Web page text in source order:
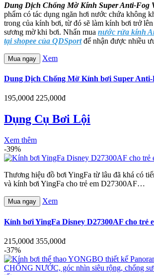
Dung Dịch Chống Mờ Kính Super Anti-Fog
phẩm có tác dụng ngăn hơi nước chứa không
trong của kính bơi, từ đó sẽ làm kính bơi trở
sương mờ khi bơi. Nhấn mua nước rửa kính
tại shopee của QDSportđể nhận được nhiều
Mua ngay Xem
Dung Dịch Chống Mờ Kính bơi Super
195,000đ 225,000đ
Dụng Cụ Bơi Lội
Xem thêm
-39%
Thương hiệu đồ bơi YingFa từ lâu đã khá có
và kính bơi YingFa cho trẻ em D27300AF…
Mua ngay Xem
Kính bơi YingFa Disney D27300AF cho trẻ
215,000đ 355,000đ
-37%